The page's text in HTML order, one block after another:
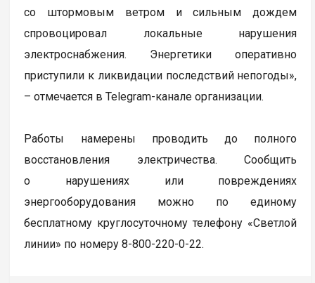
со штормовым ветром и сильным дождем
спровоцировал локальные нарушения
электроснабжения. Энергетики оперативно
приступили к ликвидации последствий непогоды»,
– отмечается в Telegram-канале организации.
Работы намерены проводить до полного
восстановления электричества. Сообщить
о нарушениях или повреждениях
энергооборудования можно по единому
бесплатному круглосуточному телефону «Светлой
линии» по номеру 8-800-220-0-22.